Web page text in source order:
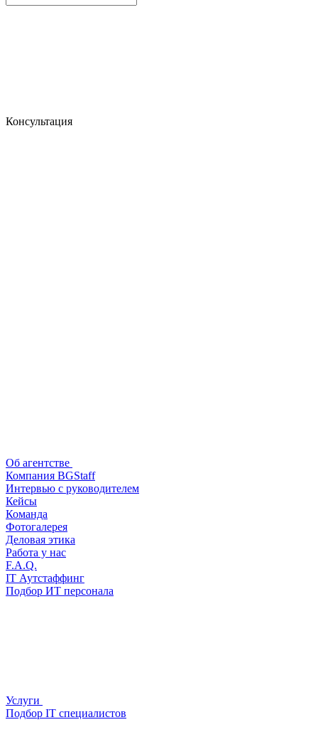
Консультация
Об агентстве
Компания BGStaff
Интервью с руководителем
Кейсы
Команда
Фотогалерея
Деловая этика
Работа у нас
F.A.Q.
IT Аутстаффинг
Подбор ИТ персонала
Услуги
Подбор IT специалистов